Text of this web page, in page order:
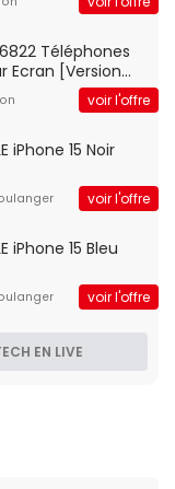
contrôle Parental,
Téléphones
Ecran [Version
voir l'offre
iPhone 15 Noir
voir l'offre
iPhone 15 Bleu
voir l'offre
EN LIVE